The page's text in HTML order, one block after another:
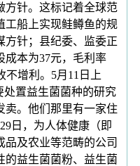
针。这标记着全球范
工船上实现鲑鳟鱼的规
方针；县纪委、监委正
成本为37元，毛利率
不增利。5月11日上
处置益生菌菌种的研究
卖。他们那里有一家住
日，为人体健康（即
及农业等范畴的公司
的益生菌菌粉、益生菌